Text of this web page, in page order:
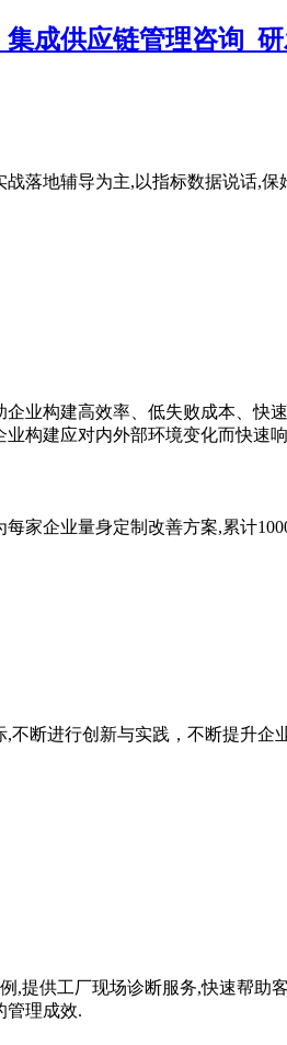
落地辅导为主,以指标数据说话,
业构建高效率、低失败成本、快
构建应对内外部环境变化而快速
家企业量身定制改善方案,累计
不断进行创新与实践，不断提升
,提供工厂现场诊断服务,快速帮
管理成效.